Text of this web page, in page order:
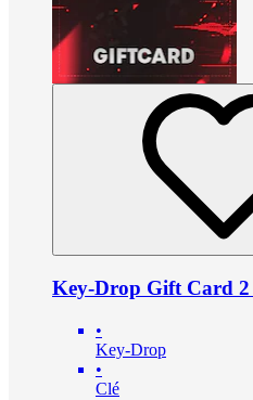
Key-Drop Gift Card 2
•
Key-Drop
•
Clé